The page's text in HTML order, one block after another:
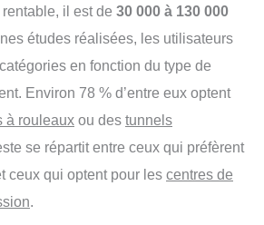
il est de 30 000 à 130 000
études réalisées, les utilisateurs
en fonction du type de
Environ 78 % d’entre eux optent
à rouleaux ou des tunnels
se répartit entre ceux qui préfèrent
ceux qui optent pour les centres de
.